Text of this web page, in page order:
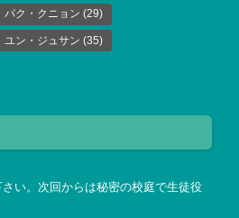
パク・クニョン (29)
ユン・ジュサン (35)
い。次回からは秘密の校庭で生徒役